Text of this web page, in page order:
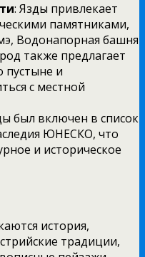
: Язды привлекает
памятниками,
Водонапорная башня
также предлагает
пустыне и
с местной
был включен в список
ЮНЕСКО, что
и историческое
история,
традиции,